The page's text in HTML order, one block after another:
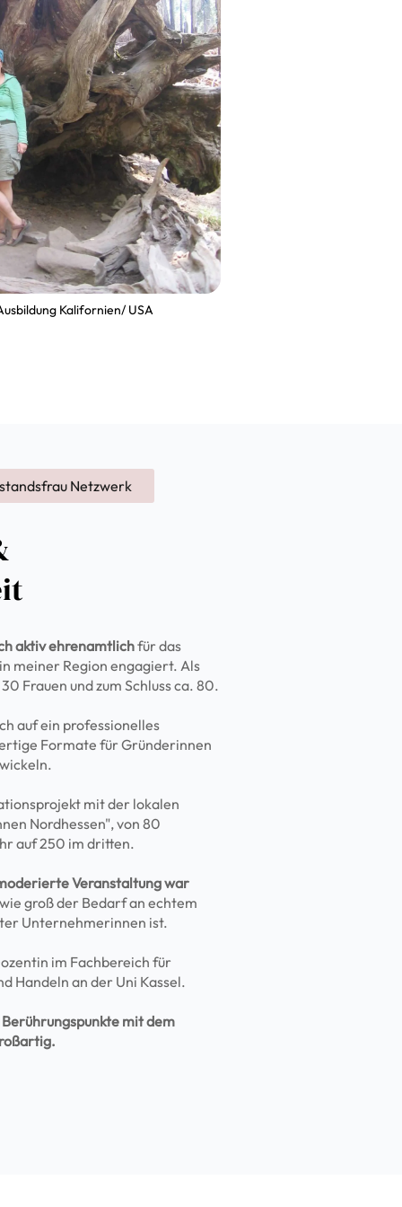
Kalifornien/ USA
Netzwerk
aktiv ehrenamtlichfür das
meiner Region engagiert. Als
Frauen und zum Schluss ca. 80.
auf ein professionelles
Formate für Gründerinnen
mit der lokalen
Nordhessen", von 80
auf 250 im dritten.
Veranstaltung war
groß der Bedarf an echtem
Unternehmerinnen ist.
im Fachbereich für
Handeln an der Uni Kassel.
mit dem